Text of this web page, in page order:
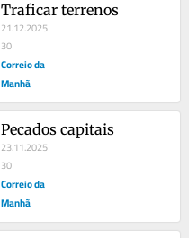
Traficar terrenos
21.12.2025
30
Correio da
Manhã
Pecados capitais
23.11.2025
30
Correio da
Manhã